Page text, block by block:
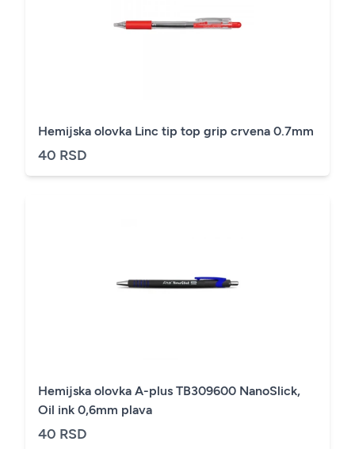
Hemijska olovka Linc tip top grip crvena 0.7mm
40 RSD
Hemijska olovka A-plus TB309600 NanoSlick,
Oil ink 0,6mm plava
40 RSD